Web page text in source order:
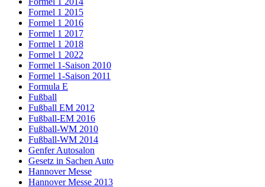
Formel 1 2015
Formel 1 2016
Formel 1 2017
Formel 1 2018
Formel 1 2022
Formel 1-Saison 2010
Formel 1-Saison 2011
Formula E
Fußball
Fußball EM 2012
Fußball-EM 2016
Fußball-WM 2010
Fußball-WM 2014
Genfer Autosalon
Gesetz in Sachen Auto
Hannover Messe
Hannover Messe 2013